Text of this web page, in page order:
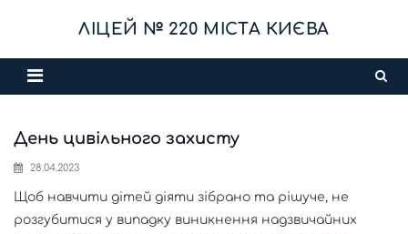
content
ЛІЦЕЙ № 220 МІСТА КИЄВА
День цивільного захисту
28.04.2023
Щоб навчити дітей діяти зібрано та рішуче, не
розгубитися у випадку виникнення надзвичайних